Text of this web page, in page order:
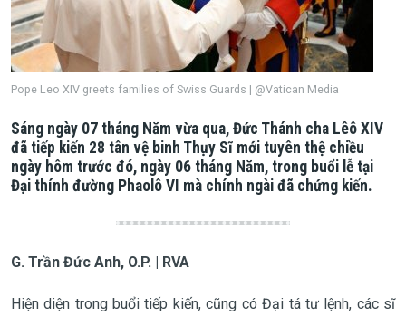
Pope Leo XIV greets families of Swiss Guards | @Vatican Media
Sáng ngày 07 tháng Năm vừa qua, Đức Thánh cha Lêô XIV
đã tiếp kiến 28 tân vệ binh Thụy Sĩ mới tuyên thệ chiều
ngày hôm trước đó, ngày 06 tháng Năm, trong buổi lễ tại
Đại thính đường Phaolô VI mà chính ngài đã chứng kiến.
G. Trần Đức Anh, O.P. | RVA
Hiện diện trong buổi tiếp kiến, cũng có Đại tá tư lệnh, các sĩ